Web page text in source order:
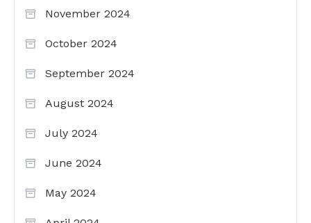
November 2024
October 2024
September 2024
August 2024
July 2024
June 2024
May 2024